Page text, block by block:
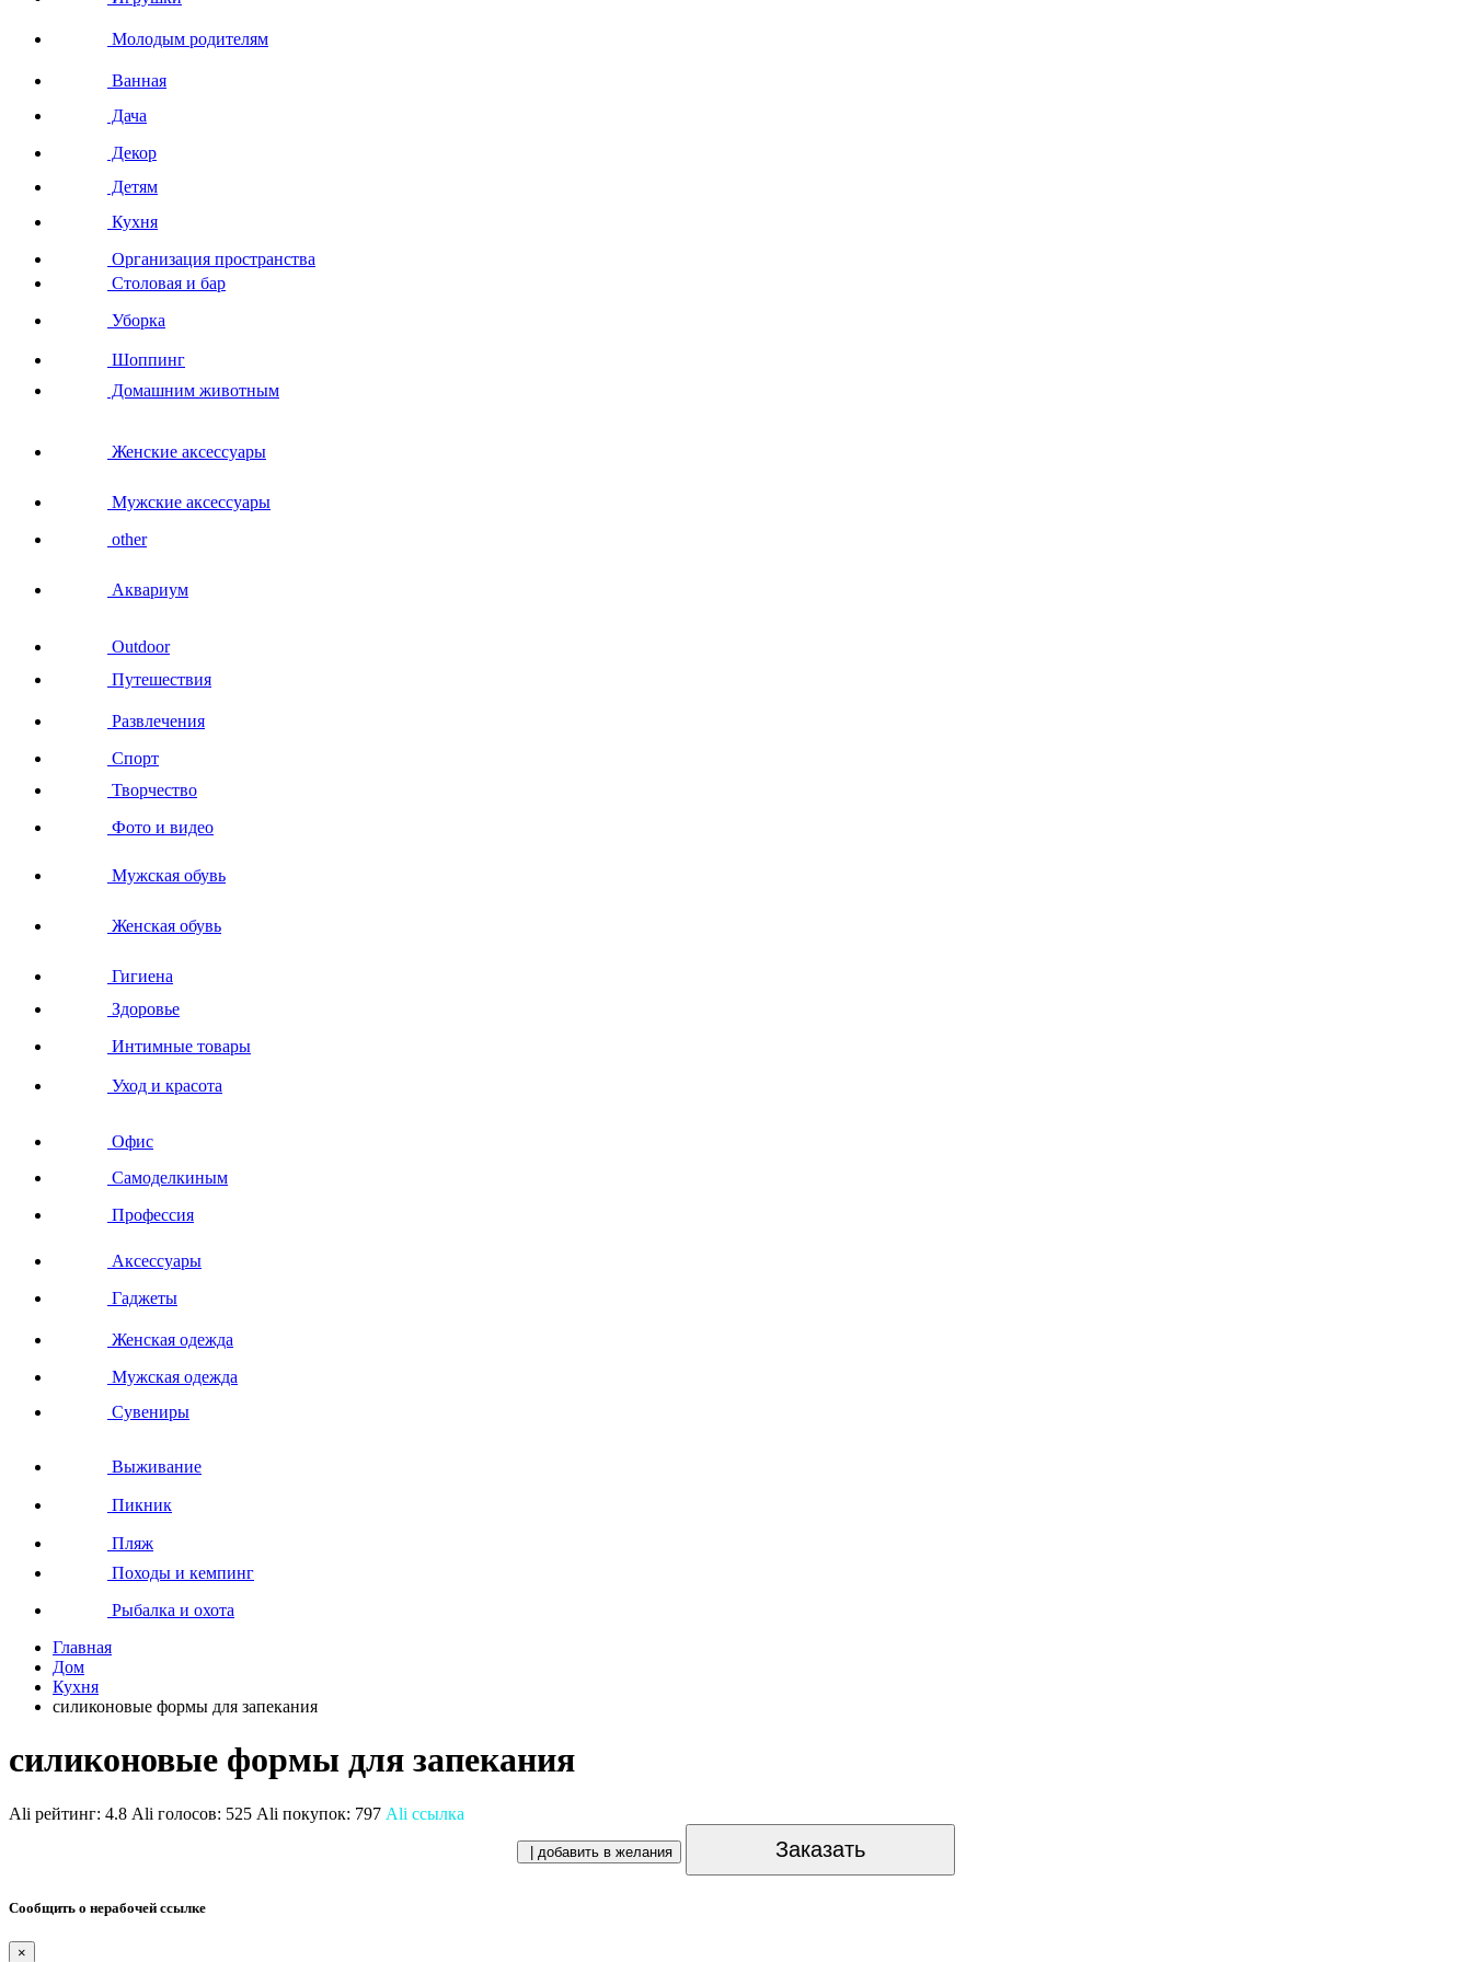
Молодым родителям
Ванная
Дача
Декор
Детям
Кухня
Организация пространства
Столовая и бар
Уборка
Шоппинг
Домашним животным
Женские аксессуары
Мужские аксессуары
other
Аквариум
Outdoor
Путешествия
Развлечения
Спорт
Творчество
Фото и видео
Мужская обувь
Женская обувь
Гигиена
Здоровье
Интимные товары
Уход и красота
Офис
Самоделкиным
Профессия
Аксессуары
Гаджеты
Женская одежда
Мужская одежда
Сувениры
Выживание
Пикник
Пляж
Походы и кемпинг
Рыбалка и охота
Главная
Дом
Кухня
силиконовые формы для запекания
силиконовые формы для запекания
Ali рейтинг: 4.8 Ali голосов: 525 Ali покупок: 797 Ali ссылка
| добавить в желания Заказать
Сообщить о нерабочей ссылке
×